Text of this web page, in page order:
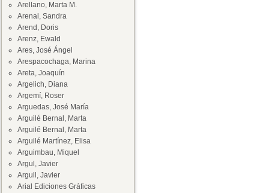
Arellano, Marta M.
Arenal, Sandra
Arend, Doris
Arenz, Ewald
Ares, José Ángel
Arespacochaga, Marina
Areta, Joaquín
Argelich, Diana
Argemí, Roser
Arguedas, José María
Arguilé Bernal, Marta
Arguilé Bernal, Marta
Arguilé Martínez, Elisa
Arguimbau, Miquel
Argul, Javier
Argull, Javier
Arial Ediciones Gráficas